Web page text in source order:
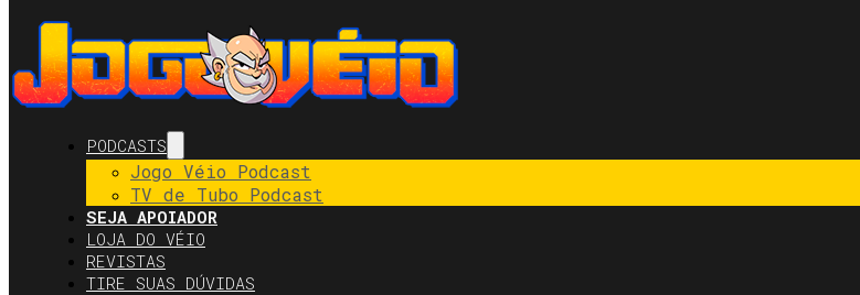
PODCASTS
Jogo Véio Podcast
TV de Tubo Podcast
SEJA APOIADOR
LOJA DO VÉIO
REVISTAS
TIRE SUAS DÚVIDAS